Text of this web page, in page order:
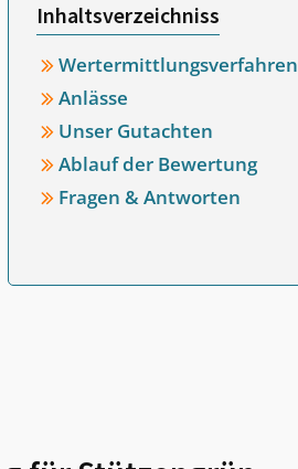
Inhaltsverzeichniss
Wertermittlungsverfahren
Anlässe
Unser Gutachten
Ablauf der Bewertung
Fragen & Antworten